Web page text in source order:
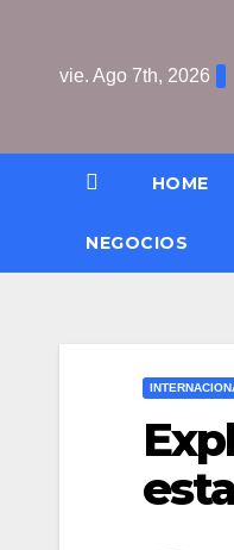
contenido
vie. Ago 7th, 2026
HOME
NEGOCIOS